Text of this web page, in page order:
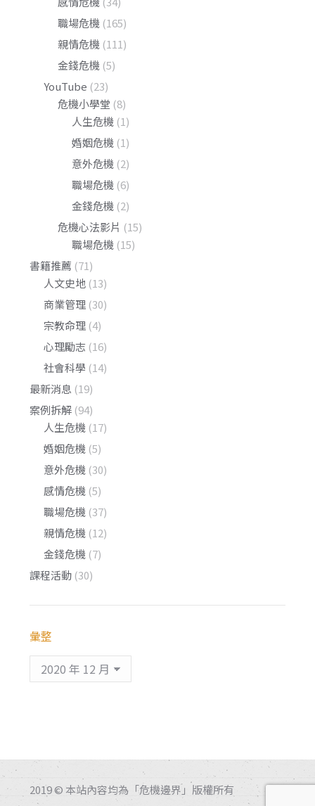
職場危機 (165)
親情危機 (111)
金錢危機 (5)
YouTube (23)
危機小學堂 (8)
人生危機 (1)
婚姻危機 (1)
意外危機 (2)
職場危機 (6)
金錢危機 (2)
危機心法影片 (15)
職場危機 (15)
書籍推薦 (71)
人文史地 (13)
商業管理 (30)
宗教命理 (4)
心理勵志 (16)
社會科學 (14)
最新消息 (19)
案例拆解 (94)
人生危機 (17)
婚姻危機 (5)
意外危機 (30)
感情危機 (5)
職場危機 (37)
親情危機 (12)
金錢危機 (7)
課程活動 (30)
彙整
整
2019 © 本站內容均為「危機邊界」版權所有